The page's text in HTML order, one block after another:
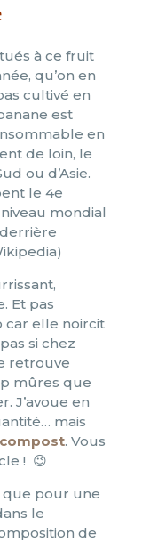
à ce fruit
qu’on en
cultivé en
est
en
de loin, le
ou d’Asie.
le 4e
mondial
Et pas
car elle noircit
si chez
retrouve
mûres que
J’avoue en
mais
. Vous
! 😉
pour une
le
de